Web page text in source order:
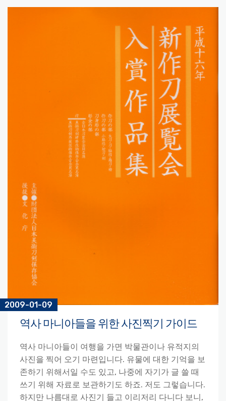
2009-01-09
역사 마니아들을 위한 사진찍기 가이드
역사 마니아들이 여행을 가면 박물관이나 유적지의
사진을 찍어 오기 마련입니다. 유물에 대한 기억을 보
존하기 위해서일 수도 있고, 나중에 자기가 글 쓸 때
쓰기 위해 자료로 보관하기도 하죠. 저도 그렇습니다.
하지만 나름대로 사진기 들고 이리저리 다니다 보니,